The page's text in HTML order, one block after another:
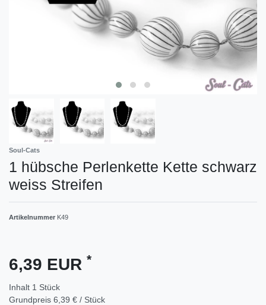
Soul-Cats
1 hübsche Perlenkette Kette schwarz
weiss Streifen
Artikelnummer K49
6,39 EUR *
Inhalt 1 Stück
Grundpreis 6,39 € / Stück